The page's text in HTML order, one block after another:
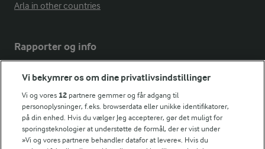
Arla in other countries
Rapporter og info
Årsrapport
FarmAhead™ Check rapport
Andelshaverinfo: Mælkepris
Fødevarestyrelsens smiley-rapporter for Arla Foods
Fødevarestyrelsens smiley-rapporter for Jörd
Vi bekymrer os om dine privatlivsindstillinger
Vi og vores 12 partnere gemmer og får adgang til
personoplysninger, f.eks. browserdata eller unikke identifikatorer,
på din enhed. Hvis du vælger Jeg accepterer, gør det muligt for
sporingsteknologier at understøtte de formål, der er vist under
»Vi og vores partnere behandler datafor at levere«. Hvis du